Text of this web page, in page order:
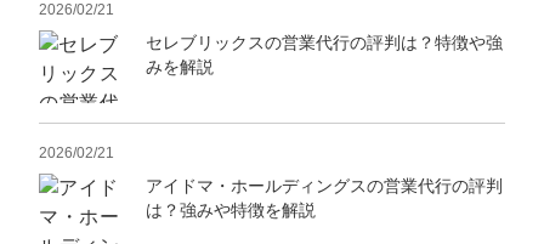
2026/02/21
セレブリックスの営業代行の評判は？特徴や強
みを解説
2026/02/21
アイドマ・ホールディングスの営業代行の評判
は？強みや特徴を解説